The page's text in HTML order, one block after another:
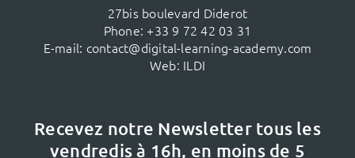
27bis boulevard Diderot
Phone: +33 9 72 42 03 31
E-mail: contact@digital-learning-academy.com
Web: ILDI
Recevez notre Newsletter tous les
vendredis à 16h, en moins de 5